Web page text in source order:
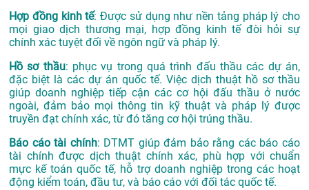
Hợp đồng kinh tế: Được sử dụng như nền tảng pháp lý cho
mọi giao dịch thương mại, hợp đồng kinh tế đòi hỏi sự
chính xác tuyệt đối về ngôn ngữ và pháp lý.
Hồ sơ thầu: phục vụ trong quá trình đấu thầu các dự án,
đặc biệt là các dự án quốc tế. Việc dịch thuật hồ sơ thầu
giúp doanh nghiệp tiếp cận các cơ hội đấu thầu ở nước
ngoài, đảm bảo mọi thông tin kỹ thuật và pháp lý được
truyền đạt chính xác, từ đó tăng cơ hội trúng thầu.
Báo cáo tài chính: DTMT giúp đảm bảo rằng các báo cáo
tài chính được dịch thuật chính xác, phù hợp với chuẩn
mực kế toán quốc tế, hỗ trợ doanh nghiệp trong các hoạt
động kiểm toán, đầu tư, và báo cáo với đối tác quốc tế.